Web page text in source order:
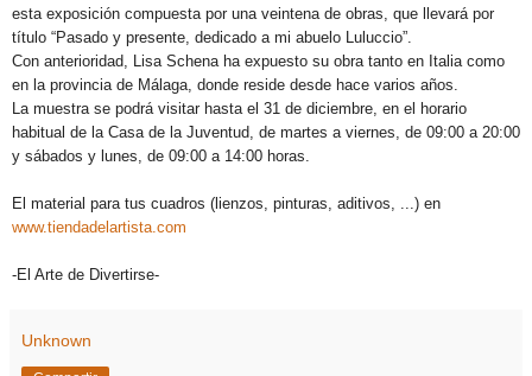
esta exposición compuesta por una veintena de obras, que llevará por
título “Pasado y presente, dedicado a mi abuelo Luluccio”.
Con anterioridad, Lisa Schena ha expuesto su obra tanto en Italia como
en la provincia de Málaga, donde reside desde hace varios años.
La muestra se podrá visitar hasta el 31 de diciembre, en el horario
habitual de la Casa de la Juventud, de martes a viernes, de 09:00 a 20:00
y sábados y lunes, de 09:00 a 14:00 horas.
El material para tus cuadros (lienzos, pinturas, aditivos, ...) en
www.tiendadelartista.com
-El Arte de Divertirse-
Unknown